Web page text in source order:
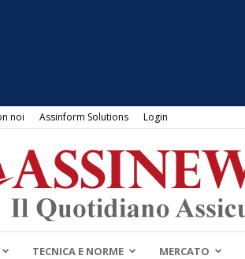
noi Assinform Solutions Login
TECNICA E NORME MERCATO